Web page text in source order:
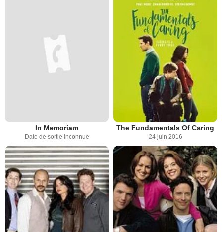
In Memoriam
Date de sortie inconnue
The Fundamentals Of Caring
24 juin 2016